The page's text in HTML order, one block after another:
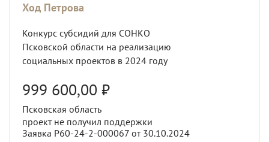
Ход Петрова
Конкурс субсидий для СОНКО
Псковской области на реализацию
социальных проектов в 2024 году
999 600,00 ₽
Псковская область
проект не получил поддержки
Заявка Р60-24-2-000067 от 30.10.2024